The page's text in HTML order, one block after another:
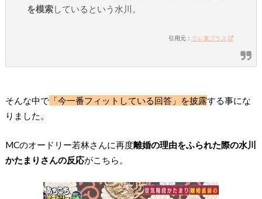
を模索しているという水川。
引用元： テレ東プラス
そんな中で「今一番フィットしている回答」を披露する事にな
りました。
MCのオードリー若林さんに再度離婚の理由をふられた際の水川
かたまりさんの反応がこちら。